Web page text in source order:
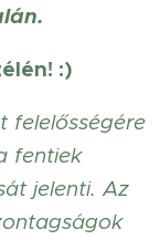
:)
felelősségére
fentiek
jelenti. Az